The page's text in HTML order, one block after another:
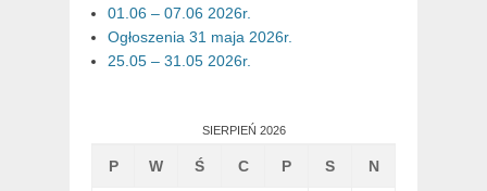
01.06 – 07.06 2026r.
Ogłoszenia 31 maja 2026r.
25.05 – 31.05 2026r.
SIERPIEŃ 2026
P W Ś C P S N